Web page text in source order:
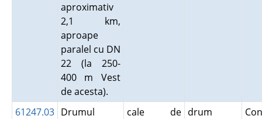
aproximativ
2,1 km,
aproape
paralel cu DN
22 (la 250-
400 m Vest
de acesta).
61247.03 Drumul
cale de drum